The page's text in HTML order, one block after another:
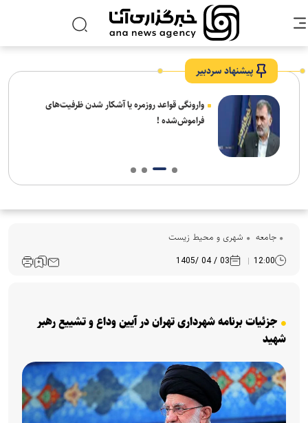
پیشنهاد سردبیر
وارونگی قواعد روزمره یا آشکار شدن ظرفیت‌های
فراموش‌شده !
جامعه شهری و محیط زیست
12:00
03 / 04 /1405
جزئیات برنامه‌ شهرداری تهران در آیین وداع و تشییع رهبر
شهید